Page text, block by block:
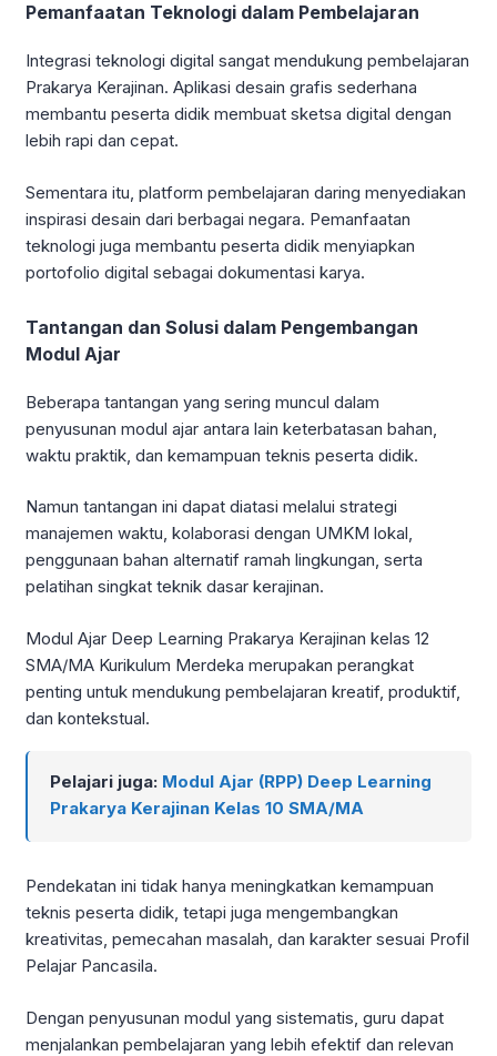
Pemanfaatan Teknologi dalam Pembelajaran
Integrasi teknologi digital sangat mendukung pembelajaran
Prakarya Kerajinan. Aplikasi desain grafis sederhana
membantu peserta didik membuat sketsa digital dengan
lebih rapi dan cepat.
Sementara itu, platform pembelajaran daring menyediakan
inspirasi desain dari berbagai negara. Pemanfaatan
teknologi juga membantu peserta didik menyiapkan
portofolio digital sebagai dokumentasi karya.
Tantangan dan Solusi dalam Pengembangan
Modul Ajar
Beberapa tantangan yang sering muncul dalam
penyusunan modul ajar antara lain keterbatasan bahan,
waktu praktik, dan kemampuan teknis peserta didik.
Namun tantangan ini dapat diatasi melalui strategi
manajemen waktu, kolaborasi dengan UMKM lokal,
penggunaan bahan alternatif ramah lingkungan, serta
pelatihan singkat teknik dasar kerajinan.
Modul Ajar Deep Learning Prakarya Kerajinan kelas 12
SMA/MA Kurikulum Merdeka merupakan perangkat
penting untuk mendukung pembelajaran kreatif, produktif,
dan kontekstual.
Pelajari juga: Modul Ajar (RPP) Deep Learning
Prakarya Kerajinan Kelas 10 SMA/MA
Pendekatan ini tidak hanya meningkatkan kemampuan
teknis peserta didik, tetapi juga mengembangkan
kreativitas, pemecahan masalah, dan karakter sesuai Profil
Pelajar Pancasila.
Dengan penyusunan modul yang sistematis, guru dapat
menjalankan pembelajaran yang lebih efektif dan relevan